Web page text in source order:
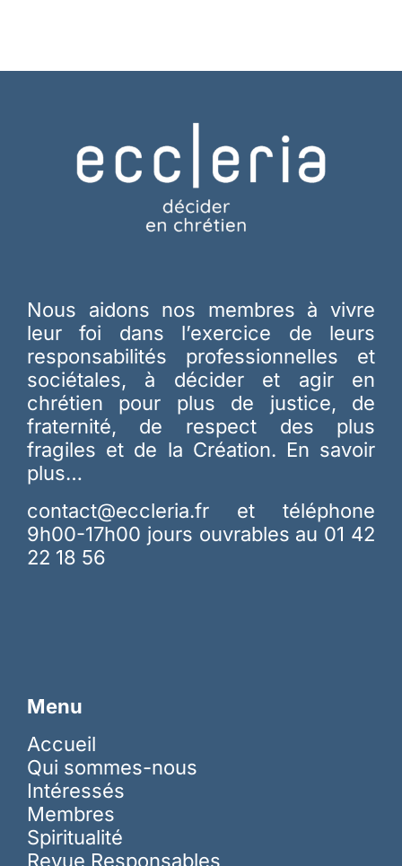
Nous aidons nos membres à vivre
leur foi dans l’exercice de leurs
responsabilités professionnelles et
sociétales, à décider et agir en
chrétien pour plus de justice, de
fraternité, de respect des plus
fragiles et de la Création. En savoir
plus…
contact@eccleria.fr et téléphone
9h00-17h00 jours ouvrables au 01 42
22 18 56
Menu
Accueil
Qui sommes-nous
Intéressés
Membres
Spiritualité
Revue Responsables